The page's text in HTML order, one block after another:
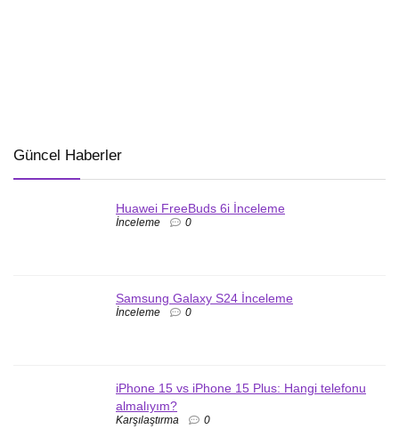
Güncel Haberler
Huawei FreeBuds 6i İnceleme
İnceleme 0
Samsung Galaxy S24 İnceleme
İnceleme 0
iPhone 15 vs iPhone 15 Plus: Hangi telefonu
almalıyım?
Karşılaştırma 0